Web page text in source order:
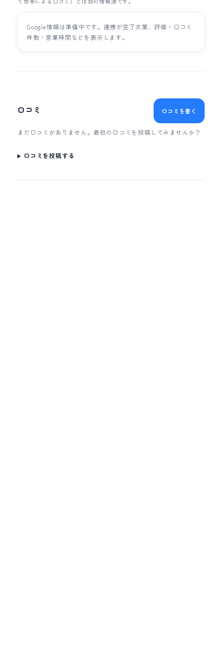
Google情報は準備中です。連携が完了次第、評価・口コミ
件数・営業時間などを表示します。
口コミ 口コミを書く
まだ口コミがありません。最初の口コミを投稿してみませんか？
口コミを投稿する